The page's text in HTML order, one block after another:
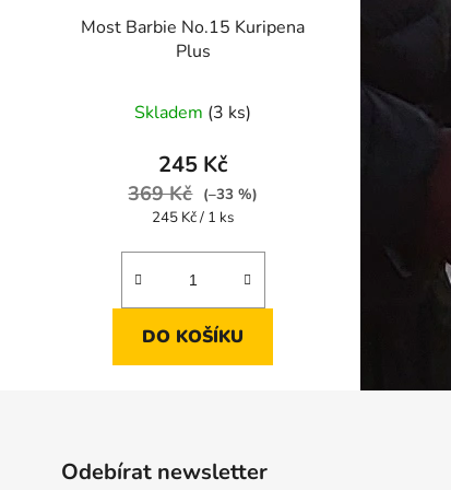
Most Barbie No.15 Kuripena
Plus
Skladem (3 ks)
245 Kč
369 Kč (–33 %)
Měrná
245 Kč / 1 ks
DO KOŠÍKU
Odebírat newsletter